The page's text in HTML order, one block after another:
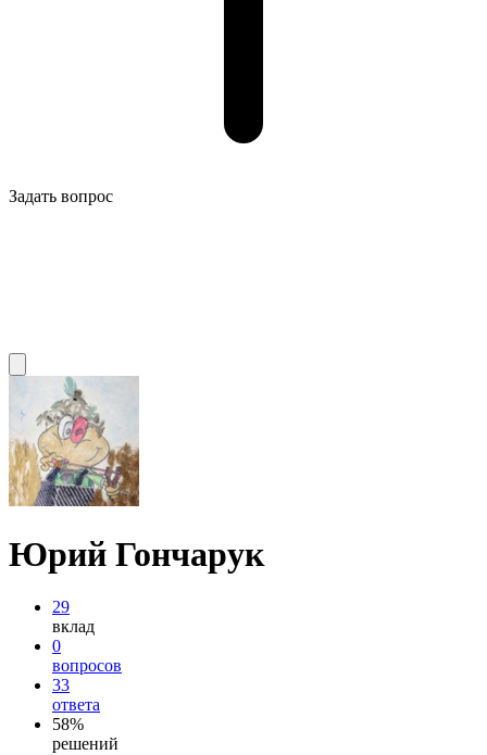
Задать вопрос
Юрий Гончарук
29
вклад
0
вопросов
33
ответа
58%
решений